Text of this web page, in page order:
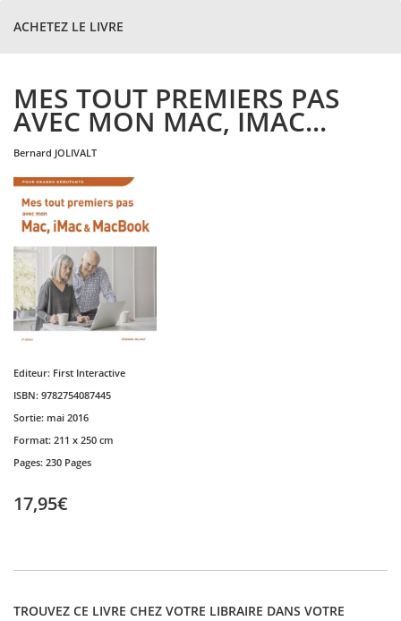
ACHETEZ LE LIVRE
MES TOUT PREMIERS PAS
AVEC MON MAC, IMAC...
bernard JOLIVALT
Editeur: First Interactive
ISBN: 9782754087445
Sortie: mai 2016
Format: 211 x 250 cm
Pages: 230 Pages
17,95€
TROUVEZ CE LIVRE CHEZ VOTRE LIBRAIRE DANS VOTRE